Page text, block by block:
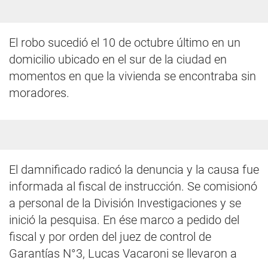
El robo sucedió el 10 de octubre último en un
domicilio ubicado en el sur de la ciudad en
momentos en que la vivienda se encontraba sin
moradores.
El damnificado radicó la denuncia y la causa fue
informada al fiscal de instrucción. Se comisionó
a personal de la División Investigaciones y se
inició la pesquisa. En ése marco a pedido del
fiscal y por orden del juez de control de
Garantías N°3, Lucas Vacaroni se llevaron a